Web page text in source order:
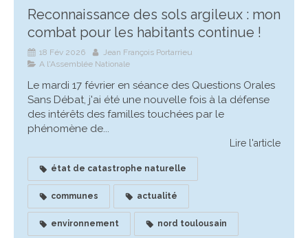
Reconnaissance des sols argileux : mon
combat pour les habitants continue !
18 Fév 2026
Jean François Portarrieu
A l'Assemblée Nationale
Le mardi 17 février en séance des Questions Orales
Sans Débat, j'ai été une nouvelle fois à la défense
des intérêts des familles touchées par le
phénomène de...
Lire l'article
état de catastrophe naturelle
communes actualité
environnement nord toulousain